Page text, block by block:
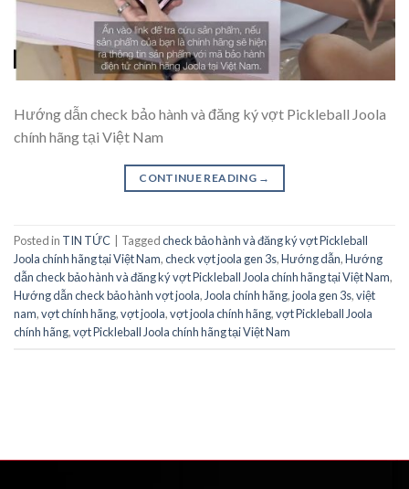
Hướng dẫn check bảo hành và đăng ký vợt Pickleball Joola
chính hãng tại Việt Nam
CONTINUE READING →
Posted in TIN TỨC Taggedcheck bảo hành và đăng ký vợt Pickleball
Joola chính hãng tại Việt Nam,check vợt joola gen 3s,Hướng dẫn,Hướng
dẫn check bảo hành và đăng ký vợt Pickleball Joola chính hãng tại Việt Nam,
Hướng dẫn check bảo hành vợt joola,Joola chính hãng,joola gen 3s,việt
nam,vợt chính hãng,vợt joola,vợt joola chính hãng,vợt Pickleball Joola
chính hãng,vợt Pickleball Joola chính hãng tại Việt Nam